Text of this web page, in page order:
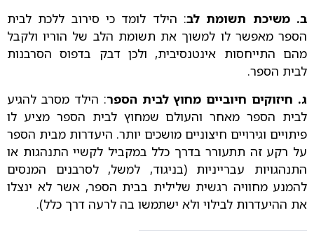
ב. משיכת תשומת לב: הילד לומד כי סירוב ללכת לבית
הספר מאפשר לו למשוך את תשומת הלב של הוריו ולקבל
מהם התייחסות אינטנסיבית, ולכן דבק בדפוס הסרבנות
לבית הספר.
ג. חיזוקים חיוביים מחוץ לבית הספר: הילד מסרב להגיע
לבית הספר מאחר והעולם שמחוץ לבית הספר מציע לו
פיתויים וגירויים חיצוניים מושכים יותר. היעדרות מבית הספר
על רקע זה תתעורר בדרך כלל במקביל לקשיי התנהגות או
התנהגויות עברייניות (בניגוד, למשל, לסרבנים המנסים
להמנע מחוויה רגשית שלילית בבית הספר, אשר לא ינצלו
את ההיעדרות לבילוי ולא ישתמשו בה לרעה דרך כלל).